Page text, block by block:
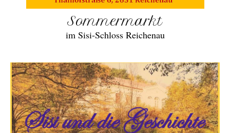
Sommermarkt
im Sisi-Schloss Reichenau